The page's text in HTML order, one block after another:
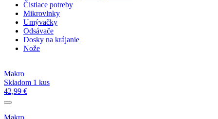
Čistiace potreby
Mikrovlnky
Umývačky
Odsávače
Dosky na krájanie
Nože
Makro
Skladom 1 kus
42,99 €
Makro